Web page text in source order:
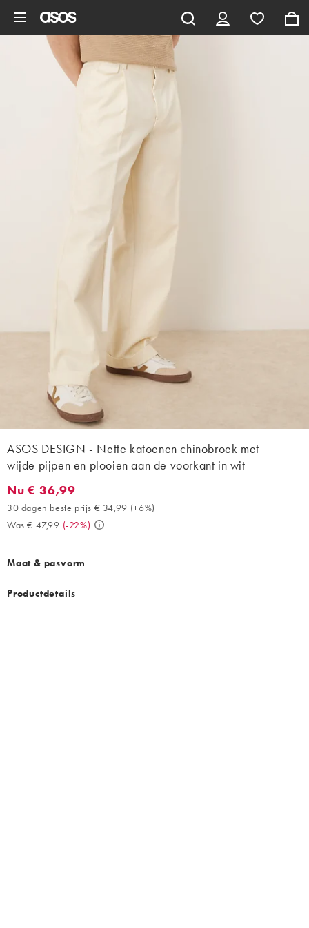
ASOS DESIGN - Nette katoenen chinobroek met
wijde pijpen en plooien aan de voorkant in wit
Nu € 36,99. 30 dagen beste prijs € 34,99 (+6%). Was € 47,99.
Nu € 36,99
30 dagen beste prijs € 34,99 (+6%)
Was € 47,99 (-22%)
Maat & pasvorm
Productdetails